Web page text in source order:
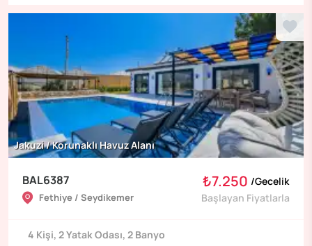
Jakuzi / Korunaklı Havuz Alanı
BAL6387
Fethiye / Seydikemer
₺7.250 /Gecelik
Başlayan Fiyatlarla
4 Kişi, 2Yatak Odası, 2 Banyo